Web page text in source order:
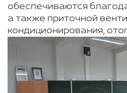
обеспечиваются
а также приточной
кондиционирования,